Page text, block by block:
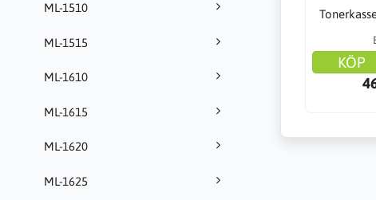
ML-1510
ML-1515
ML-1610
ML-1615
ML-1620
ML-1625
KÖP